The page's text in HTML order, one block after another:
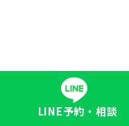
LINE予約・相談